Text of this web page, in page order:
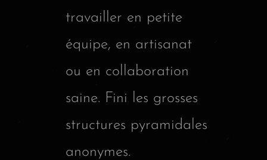
travailler en petite
équipe, en artisanat
ou en collaboration
saine. Fini les grosses
structures pyramidales
anonymes.